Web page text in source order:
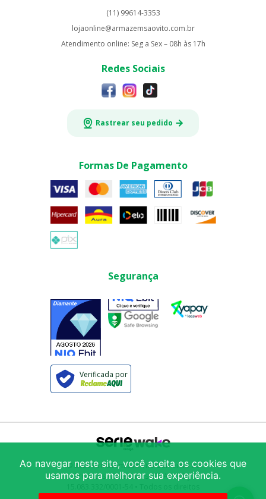
(11) 99614-3353
lojaonline@armazemsaovito.com.br
Atendimento online: Seg a Sex – 08h às 17h
Redes Sociais
Rastrear seu pedido
Formas De Pagamento
Segurança
Verificada por
© 2025Armazém São Vito Comércio de
Produtos Alimentícios LTDA/ CNPJ:
Ao navegar neste site, você aceita os cookies que
usamos para melhorar sua experiência.